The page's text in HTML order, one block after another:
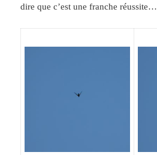
dire que c’est une franche